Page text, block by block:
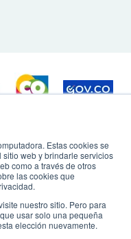
Estas cookies se
web y brindarle servicios
como a través de otros
las cookies que
nuestro sitio. Pero para
usar solo una pequeña
elección nuevamente.
usar una resolución de
utilizar microsoft
Firefox